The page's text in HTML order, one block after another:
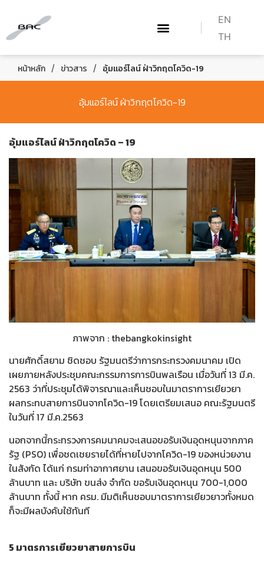
EN
TH
หน้าหลัก / ข่าวสาร / อุ้มแอร์ไลน์ ฝ่าวิกฤตโควิด-19
อุ้มแอร์ไลน์ ฝ่าวิกฤตโควิด-19
อุ้มแอร์ไลน์ ฝ่าวิกฤตโควิด – 19
ภาพจาก : thebangkokinsight
นายศักดิ์สยาม ชิดชอบ รัฐมนตรีว่าการกระทรวงคมนาคม เปิด
เผยภายหลังประชุมคณะกรรมการการบินพลเรือน เมื่อวันที่ 13 มี.ค.
2563 ว่าที่ประชุมได้พิจารณาและเห็นชอบในมาตราการเยียวยา
ผลกระทบสายการบินจากโควิด-19 โดยเตรียมเสนอ คณะรัฐมนตรี
ในวันที่ 17 มี.ค.2563
นอกจากนี้กระทรวงการคมนาคมจะเสนอขอรับเงินอุดหนุนจากภาค
รัฐ (PSO) เพื่อชดเชยรายได้ที่หายไปจากโควิด-19 ของหน่วยงาน
ในสังกัด ได้แก่ กรมท่าอากาศยาน เสนอขอรับเงินอุดหนุน 500
ล้านบาท และ บริษัท ขนส่ง จำกัด ขอรับเงินอุดหนุน 700-1,000
ล้านบาท ทั้งนี้ หาก ครม. มีมติเห็นชอบมาตราการเยียวยาวทั้งหมด
ก็จะมีผลบังคับใช้ทันที
5 มาตรการเยียวยาสายการบิน